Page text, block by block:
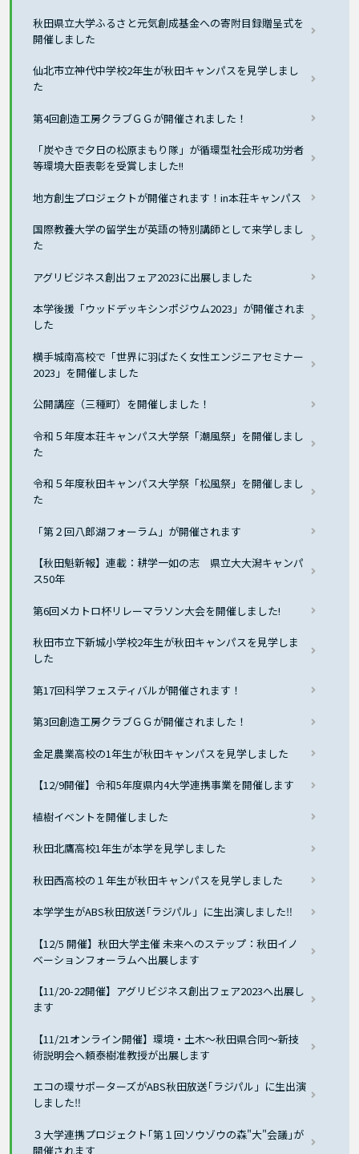
秋田県立大学ふるさと元気創成基金への寄附目録贈呈式を
開催しました
仙北市立神代中学校2年生が秋田キャンパスを見学しまし
た
第4回創造工房クラブＧＧが開催されました！
「炭やきで夕日の松原まもり隊」が循環型社会形成功労者
等環境大臣表彰を受賞しました!!
地方創生プロジェクトが開催されます！in本荘キャンパス
国際教養大学の留学生が英語の特別講師として来学しまし
た
アグリビジネス創出フェア2023に出展しました
本学後援「ウッドデッキシンポジウム2023」が開催されま
した
横手城南高校で「世界に羽ばたく女性エンジニアセミナー
2023」を開催しました
公開講座（三種町）を開催しました！
令和５年度本荘キャンパス大学祭「潮風祭」を開催しまし
た
令和５年度秋田キャンパス大学祭「松風祭」を開催しまし
た
「第２回八郎湖フォーラム」が開催されます
【秋田魁新報】連載：耕学一如の志 県立大大潟キャンパ
ス50年
第6回メカトロ杯リレーマラソン大会を開催しました!
秋田市立下新城小学校2年生が秋田キャンパスを見学しま
した
第17回科学フェスティバルが開催されます！
第3回創造工房クラブＧＧが開催されました！
金足農業高校の1年生が秋田キャンパスを見学しました
【12/9開催】令和5年度県内4大学連携事業を開催します
植樹イベントを開催しました
秋田北鷹高校1年生が本学を見学しました
秋田西高校の１年生が秋田キャンパスを見学しました
本学学生がABS秋田放送｢ラジパル」に生出演しました‼
【12/5 開催】秋田大学主催 未来へのステップ：秋田イノ
ベーションフォーラムへ出展します
【11/20-22開催】アグリビジネス創出フェア2023へ出展し
ます
【11/21オンライン開催】環境・土木～秋田県合同～新技
術説明会へ頼泰樹准教授が出展します
エコの環サポーターズがABS秋田放送｢ラジパル」に生出演
しました‼
３大学連携プロジェクト｢第１回ソウゾウの森"大"会議｣が
開催されます